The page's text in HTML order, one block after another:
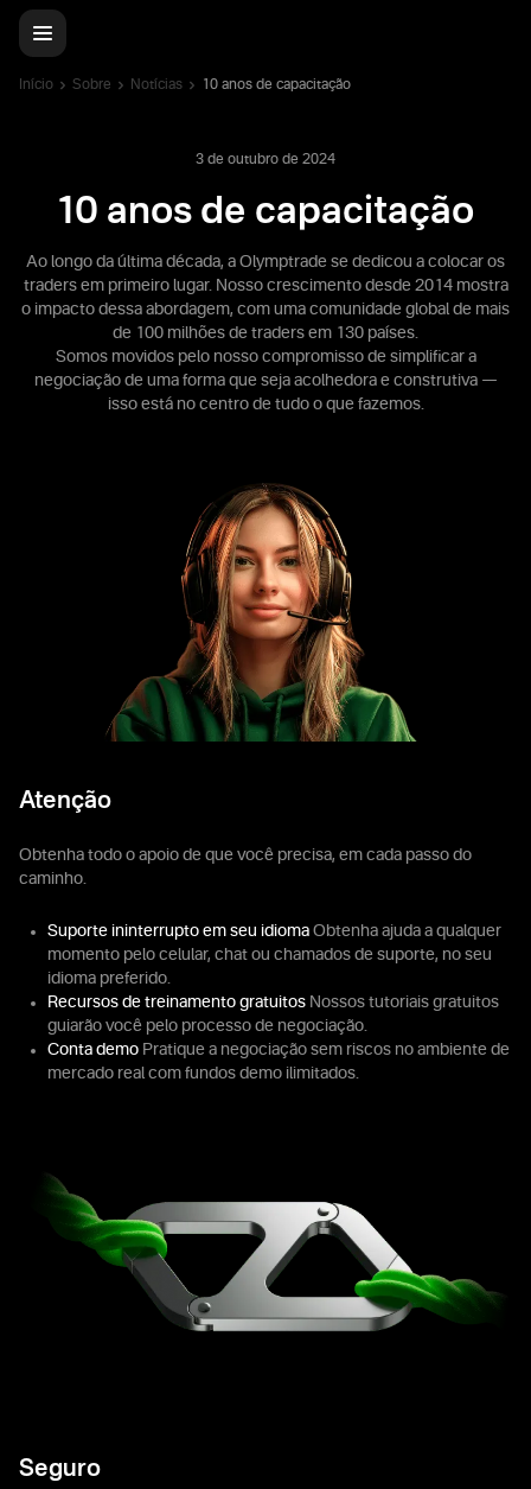
Início Sobre Notícias 10 anos de capacitação
3 de outubro de 2024
10 anos de capacitação
Ao longo da última década, a Olymptrade se dedicou a colocar os
traders em primeiro lugar. Nosso crescimento desde 2014 mostra
o impacto dessa abordagem, com uma comunidade global de mais
de 100 milhões de traders em 130 países.
Somos movidos pelo nosso compromisso de simplificar a
negociação de uma forma que seja acolhedora e construtiva —
isso está no centro de tudo o que fazemos.
Atenção
Obtenha todo o apoio de que você precisa, em cada passo do
caminho.
Suporte ininterrupto em seu idioma Obtenha ajuda a qualquer
momento pelo celular, chat ou chamados de suporte, no seu
idioma preferido.
Recursos de treinamento gratuitos Nossos tutoriais gratuitos
guiarão você pelo processo de negociação.
Conta demo Pratique a negociação sem riscos no ambiente de
mercado real com fundos demo ilimitados.
Seguro